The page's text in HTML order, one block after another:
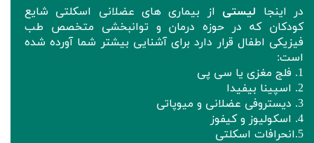
در اینجا لیستی از بیماری های عضلانی اسکلتی شایع
کودکان که در حوزه درمان و توانبخشی متخصص طب
فیزیکی اطفال قرار دارد برای آشنایی بیشتر شما آورده شده
است:
1. فلج مغزی یا سی پی
2. اسپینا بیفیدا
3. دیستروفی عضلانی و میوپاتی
4. اسکولیوز و کیفوز
5.انحرافات اسکلتی